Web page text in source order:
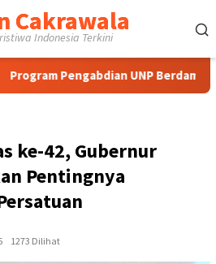
Cakrawala
Indonesia Terkini
UNP Berdampak Tingkatkan
ke-42, Gubernur
Pentingnya
1273 Dilihat